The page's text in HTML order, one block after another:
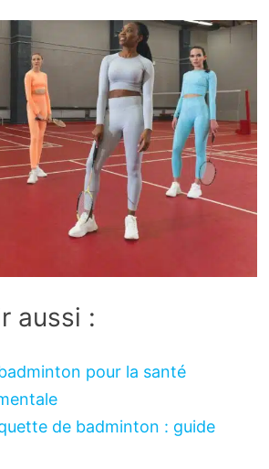
aussi :
pour la santé
de badminton : guide